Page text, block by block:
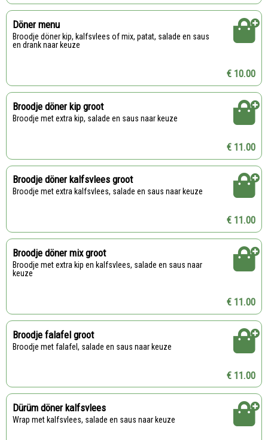
Döner menu
Broodje döner kip, kalfsvlees of mix, patat, salade en saus
en drank naar keuze
€ 10.00
Broodje döner kip groot
Broodje met extra kip, salade en saus naar keuze
€ 11.00
Broodje döner kalfsvlees groot
Broodje met extra kalfsvlees, salade en saus naar keuze
€ 11.00
Broodje döner mix groot
Broodje met extra kip en kalfsvlees, salade en saus naar
keuze
€ 11.00
Broodje falafel groot
Broodje met falafel, salade en saus naar keuze
€ 11.00
Dürüm döner kalfsvlees
Wrap met kalfsvlees, salade en saus naar keuze